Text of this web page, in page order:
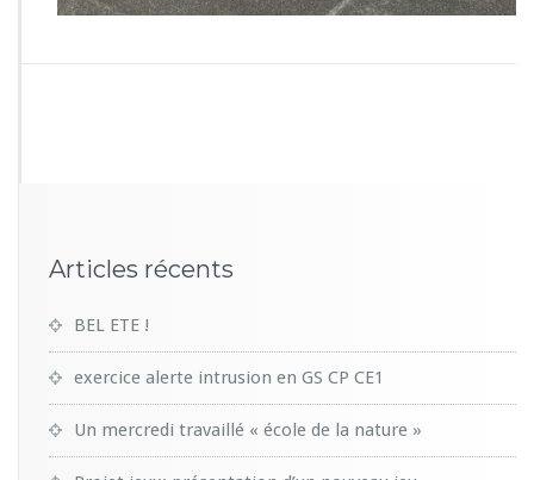
1
4
Articles récents
BEL ETE !
exercice alerte intrusion en GS CP CE1
Un mercredi travaillé « école de la nature »